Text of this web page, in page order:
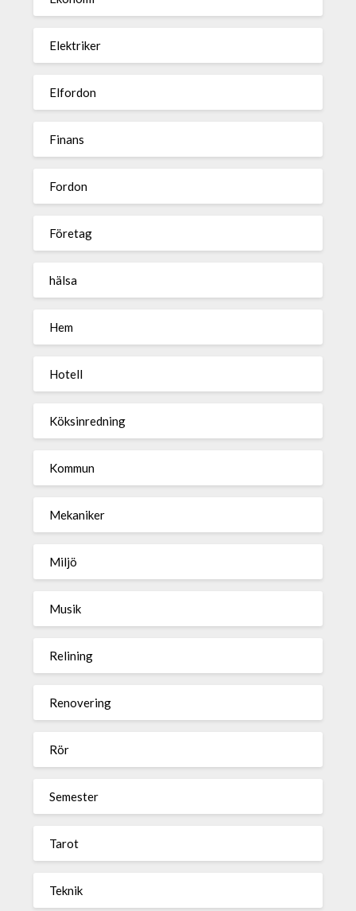
Elektriker
Elfordon
Finans
Fordon
Företag
hälsa
Hem
Hotell
Köksinredning
Kommun
Mekaniker
Miljö
Musik
Relining
Renovering
Rör
Semester
Tarot
Teknik